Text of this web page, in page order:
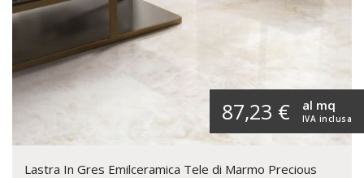
87,23 € IVA inclusa
al mq
Lastra In Gres Emilceramica Tele di Marmo Precious